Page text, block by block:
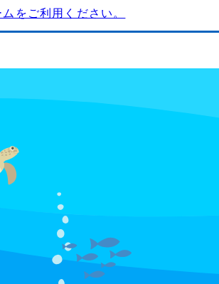
をご利用ください。